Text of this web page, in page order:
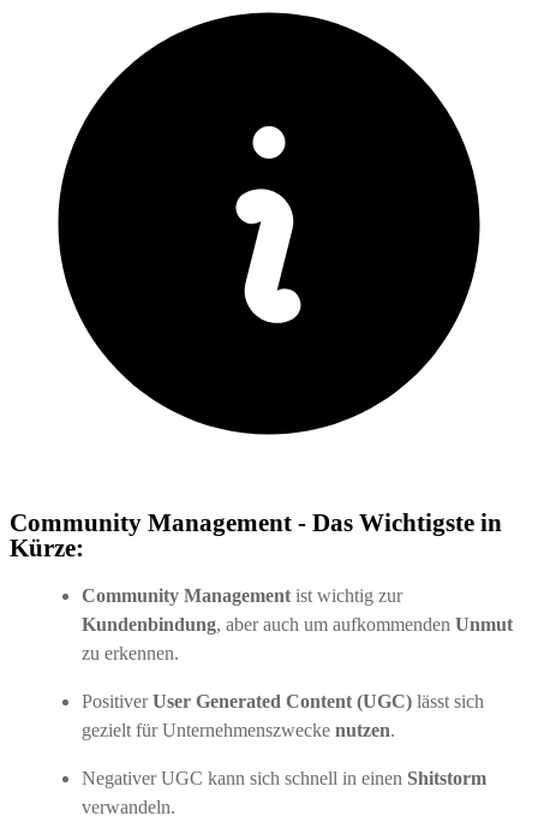
Community Management - Das Wichtigste in
Kürze:
Community Management ist wichtig zur
Kundenbindung, aber auch um aufkommenden Unmut
zu erkennen.
PositiverUser Generated Content (UGC) lässt sich
gezielt für Unternehmenszwecke nutzen.
Negativer UGC kann sich schnell in einen Shitstorm
verwandeln.